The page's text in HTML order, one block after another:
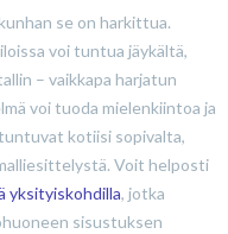
se on harkittua.
voi tuntua jäykältä,
– vaikkapa harjatun
voi tuoda mielenkiintoa ja
kotiisi sopivalta,
Voit helposti
yksityiskohdilla, jotka
sisustuksen